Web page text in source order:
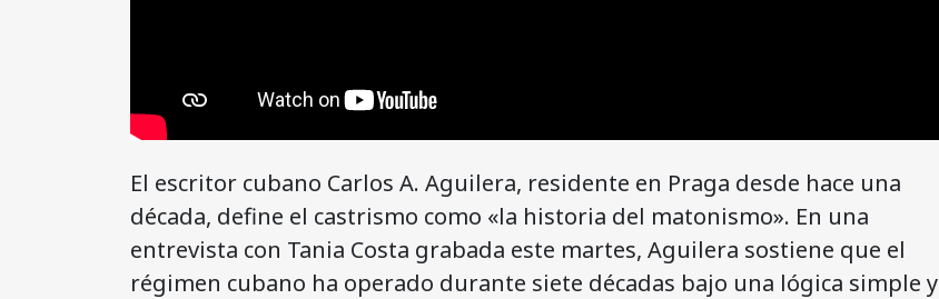
El escritor cubano Carlos A. Aguilera, residente en Praga desde hace una
década, define el castrismo como «la historia del matonismo». En una
entrevista con Tania Costa grabada este martes, Aguilera sostiene que el
régimen cubano ha operado durante siete décadas bajo una lógica simple y